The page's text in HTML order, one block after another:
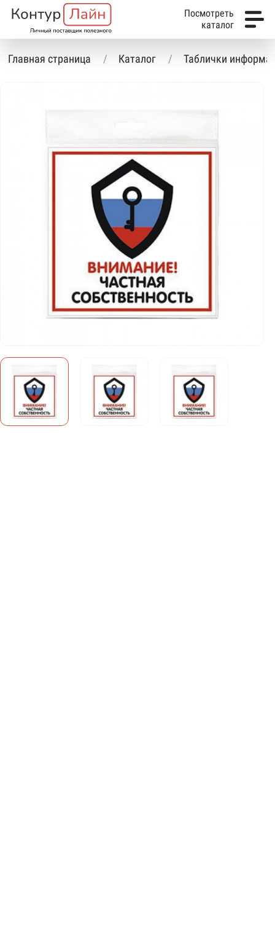
Посмотреть
каталог
Главная страница Каталог Таблички